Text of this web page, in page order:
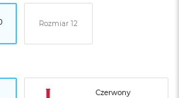
Rozmiar 12
Czerwony